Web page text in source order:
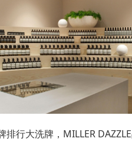
排行大洗牌，MILLER